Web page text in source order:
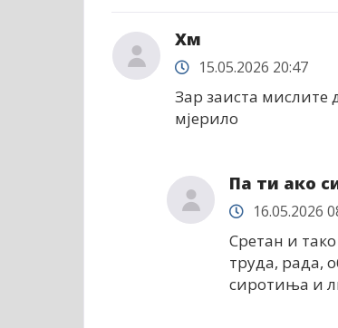
Хм
15.05.2026 20:47
Зар заиста мислите
мјерило
Па ти ако
16.05.2026
Сретан и
труда, рада,
сиротиња и